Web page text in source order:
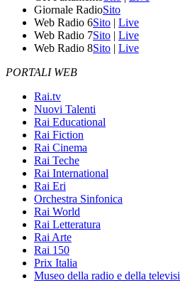
Giornale RadioSito
Web Radio 6Sito | Live
Web Radio 7Sito | Live
Web Radio 8Sito | Live
PORTALI WEB
Rai.tv
Nuovi Talenti
Rai Educational
Rai Fiction
Rai Cinema
Rai Teche
Rai International
Rai Eri
Orchestra Sinfonica
Rai World
Rai Letteratura
Rai Arte
Rai 150
Prix Italia
Museo della radio e della